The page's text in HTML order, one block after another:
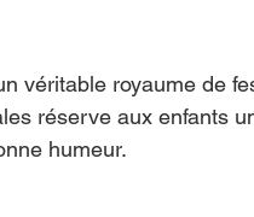
véritable royaume de
réserve aux enfants
humeur.